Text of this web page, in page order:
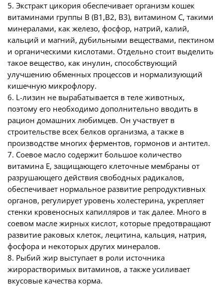
5. Экстракт цикория обеспечивает организм кошек
витаминами группы B (B1,B2, B3), витамином C, такими
минералами, как железо, фосфор, натрий, калий,
кальций и магний, дубильными веществами, пектином
и органическими кислотами. Отдельно стоит выделить
такое вещество, как инулин, способствующий
улучшению обменных процессов и нормализующий
кишечную микрофлору.
6. L-лизин не вырабатывается в теле животных,
поэтому его необходимо дополнительно вводить в
рацион домашних любимцев. Он участвует в
строительстве всех белков организма, а также в
производстве многих ферментов, гормонов и антител.
7. Соевое масло содержит большое количество
витамина E, защищающего клеточные мембраны от
разрушающего действия свободных радикалов,
обеспечивает нормальное развитие репродуктивных
органов, регулирует уровень холестерина, укрепляет
стенки кровеносных капилляров и так далее. Много в
соевом масле жирных кислот, которые предотвращают
развитие раковых клеток, лецитина, кальция, натрия,
фосфора и некоторых других минералов.
8. Рыбий жир выступает в роли источника
жирорастворимых витаминов, а также усиливает
вкусовые качества корма.